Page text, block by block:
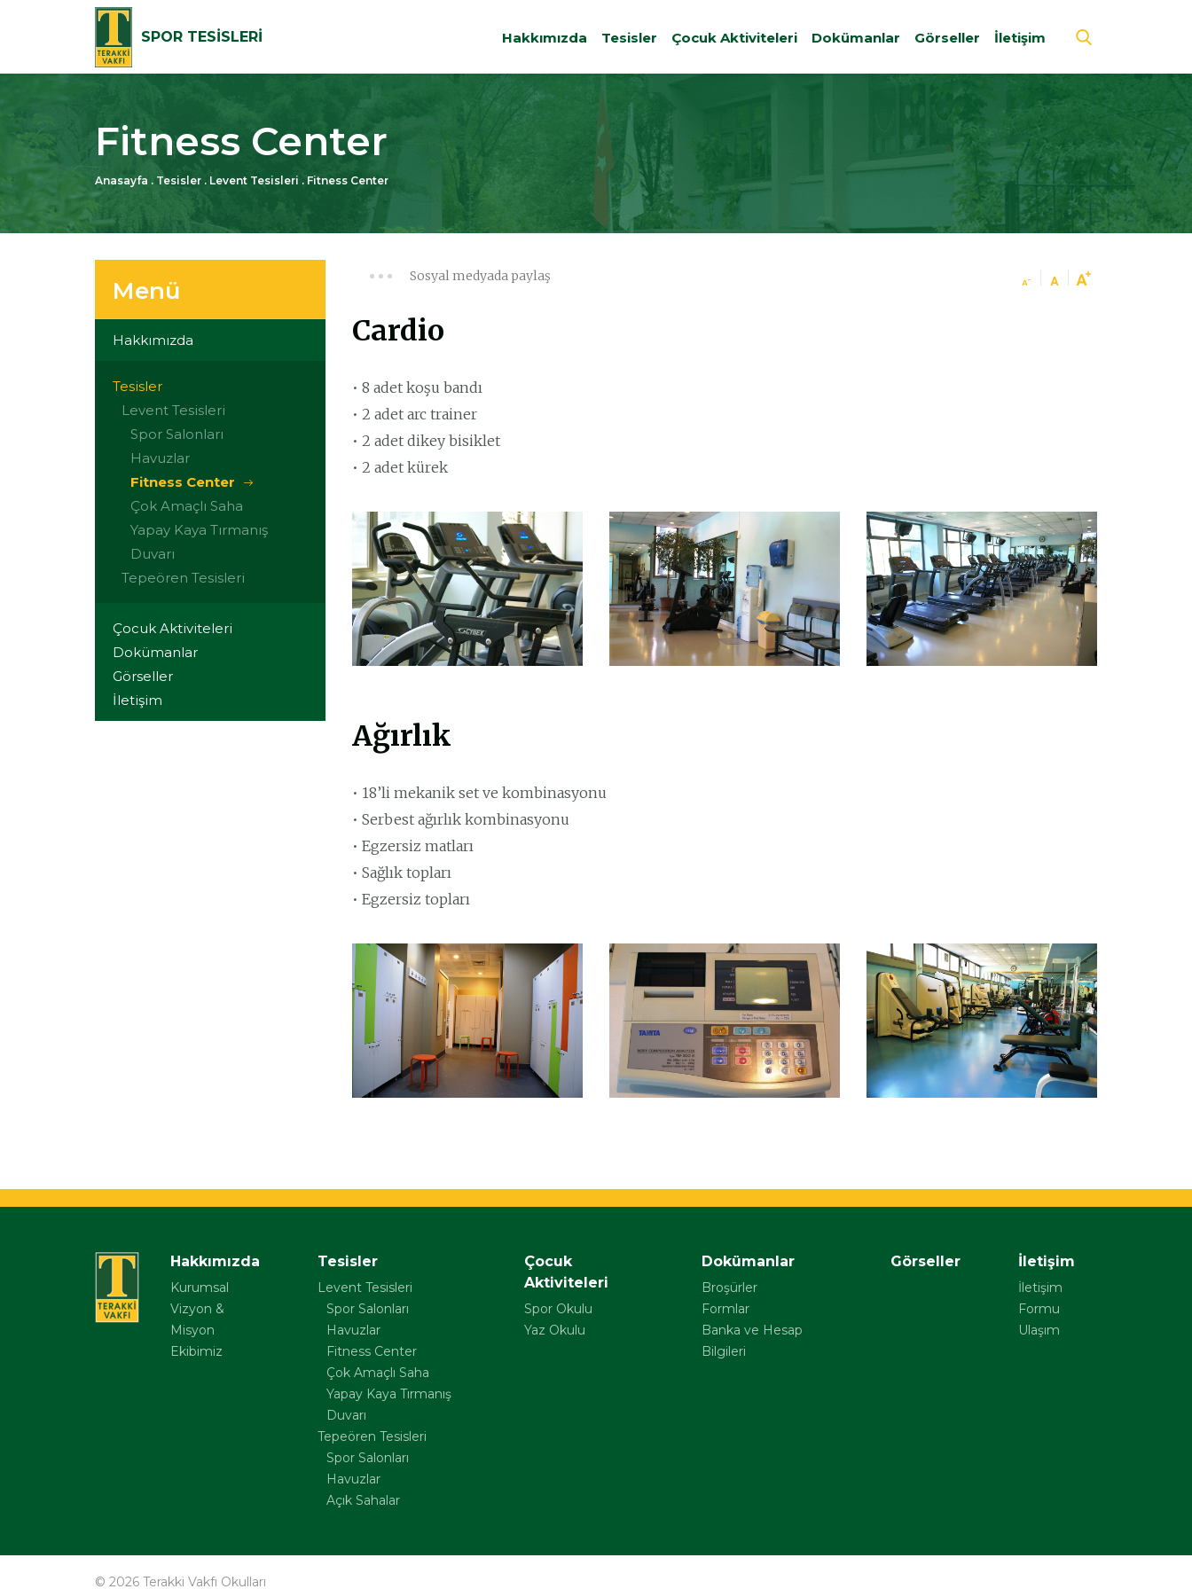
SPOR TESİSLERİ Hakkımızda Tesisler Çocuk Aktiviteleri Dokümanlar Görseller İletişim
Fitness Center
Anasayfa . Tesisler . Levent Tesisleri . Fitness Center
Menü
Hakkımızda
Tesisler
Levent Tesisleri
Spor Salonları
Havuzlar
Fitness Center
Çok Amaçlı Saha
Yapay Kaya Tırmanış
Duvarı
Tepeören Tesisleri
Çocuk Aktiviteleri
Dokümanlar
Görseller
İletişim
Sosyal medyada paylaş
Cardio
• 8 adet koşu bandı
• 2 adet arc trainer
• 2 adet dikey bisiklet
• 2 adet kürek
Ağırlık
• 18’li mekanik set ve kombinasyonu
• Serbest ağırlık kombinasyonu
• Egzersiz matları
• Sağlık topları
• Egzersiz topları
Hakkımızda
Kurumsal
Vizyon &
Misyon
Ekibimiz
Tesisler
Levent Tesisleri
Spor Salonları
Havuzlar
Fitness Center
Çok Amaçlı Saha
Yapay Kaya Tırmanış
Duvarı
Tepeören Tesisleri
Spor Salonları
Havuzlar
Açık Sahalar
Çocuk
Aktiviteleri
Spor Okulu
Yaz Okulu
Dokümanlar
Broşürler
Formlar
Banka ve Hesap
Bilgileri
Görseller İletişim
İletişim
Formu
Ulaşım
© 2026 Terakki Vakfı Okulları